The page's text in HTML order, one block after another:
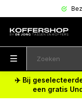
✈️ Bij
een gratis